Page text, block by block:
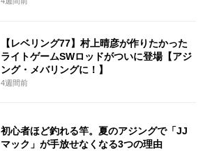
【レベリング77】村上晴彦が作りたかった
ライトゲームSWロッドがついに登場【アジ
ング・メバリングに！】
4週間前
初心者ほど釣れる竿。夏のアジングで「JJ
マック」が手放せなくなる3つの理由